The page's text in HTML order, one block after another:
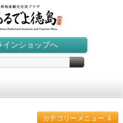
インショップへ
カテゴリーメニュー⇓